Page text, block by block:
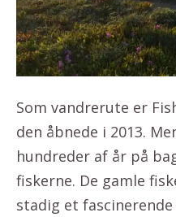
Som vandrerute er
den åbnede i 2013.
hundreder af år på
fiskerne. De gamle
stadig et fascinerende